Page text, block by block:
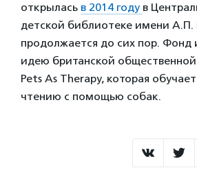
открылась в 2014 году в
детской библиотеке имени А.П.
продолжается до сих пор. Фонд
идею британской
Pets As Therapy, которая
чтению с помощью собак.